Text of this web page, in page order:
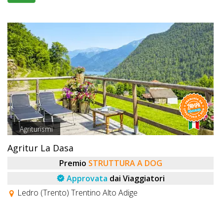
Agriturismi
Agritur La Dasa
Premio STRUTTURA A DOG
Approvata dai Viaggiatori
Ledro (Trento) Trentino Alto Adige